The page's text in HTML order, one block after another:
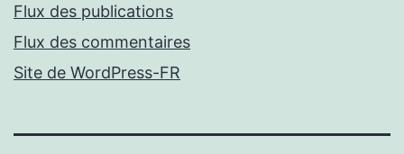
Flux des publications
Flux des commentaires
Site de WordPress-FR